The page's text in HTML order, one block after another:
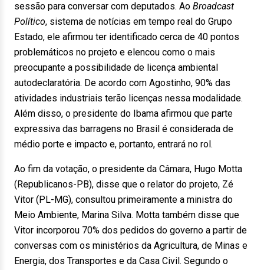
sessão para conversar com deputados. Ao Broadcast
Político, sistema de notícias em tempo real do Grupo
Estado, ele afirmou ter identificado cerca de 40 pontos
problemáticos no projeto e elencou como o mais
preocupante a possibilidade de licença ambiental
autodeclaratória. De acordo com Agostinho, 90% das
atividades industriais terão licenças nessa modalidade.
Além disso, o presidente do Ibama afirmou que parte
expressiva das barragens no Brasil é considerada de
médio porte e impacto e, portanto, entrará no rol.
Ao fim da votação, o presidente da Câmara, Hugo Motta
(Republicanos-PB), disse que o relator do projeto, Zé
Vitor (PL-MG), consultou primeiramente a ministra do
Meio Ambiente, Marina Silva. Motta também disse que
Vitor incorporou 70% dos pedidos do governo a partir de
conversas com os ministérios da Agricultura, de Minas e
Energia, dos Transportes e da Casa Civil. Segundo o